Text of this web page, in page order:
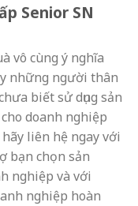
Senior SN
vô cùng ý nghĩa
những người thân
biết sử dụng sản
doanh nghiệp
liên hệ ngay với
bạn chọn sản
nghiệp và với
nghiệp hoàn